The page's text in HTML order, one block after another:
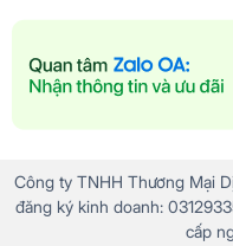
Công ty TNHH Thương Mại
đăng ký kinh doanh:
cấp